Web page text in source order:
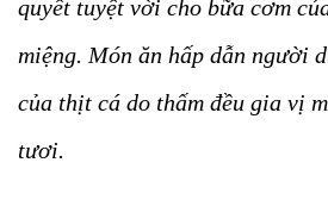
quyết tuyệt vời cho bữa cơm
miệng. Món ăn hấp dẫn người
của thịt cá do thấm đều gia vị
tươi.